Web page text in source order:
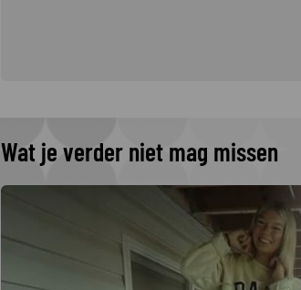
Wat je verder niet mag missen